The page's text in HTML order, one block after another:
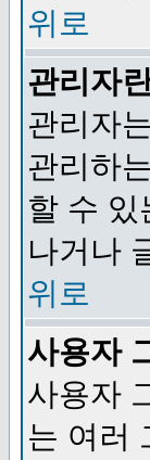
위로
관리자
관리자
관리하
할 수 있
나거나
위로
사용자
사용자
는 여러